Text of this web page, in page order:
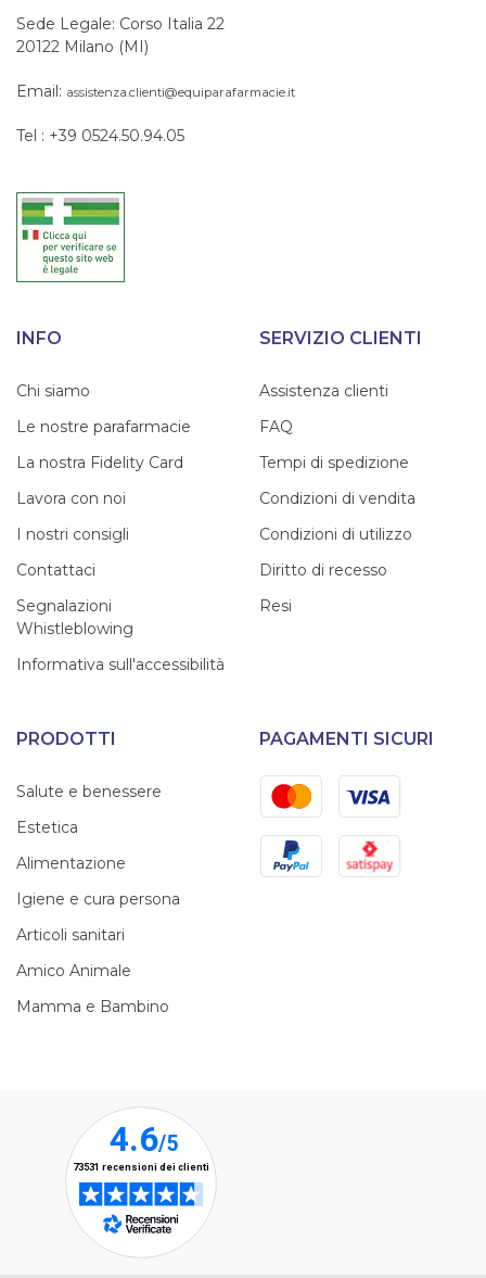
Sede Legale: Corso Italia 22
20122 Milano (MI)
Email: assistenza.clienti@equiparafarmacie.it
Tel : +39 0524.50.94.05
INFO
Chi siamo
Le nostre parafarmacie
La nostra Fidelity Card
Lavora con noi
I nostri consigli
Contattaci
Segnalazioni
Whistleblowing
Informativa sull'accessibilità
SERVIZIO CLIENTI
Assistenza clienti
FAQ
Tempi di spedizione
Condizioni di vendita
Condizioni di utilizzo
Diritto di recesso
Resi
PRODOTTI
Salute e benessere
Estetica
Alimentazione
Igiene e cura persona
Articoli sanitari
Amico Animale
Mamma e Bambino
PAGAMENTI SICURI
MastercardVisa
PayPal Satispay